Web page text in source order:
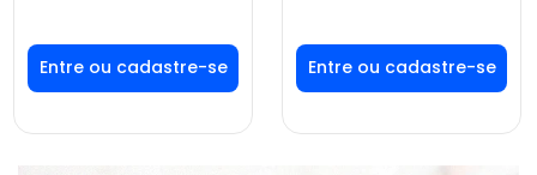
Faça seu login ou
cadastre-se para
ver preços e
Faça seu login ou
cadastre-se para
ver preços e